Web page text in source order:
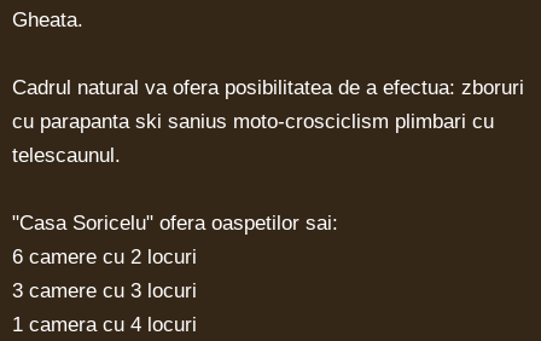
Gheata.
Cadrul natural va ofera posibilitatea de a efectua: zboruri
cu parapanta ski sanius moto-crosciclism plimbari cu
telescaunul.
"Casa Soricelu" ofera oaspetilor sai:
6 camere cu 2 locuri
3 camere cu 3 locuri
1 camera cu 4 locuri